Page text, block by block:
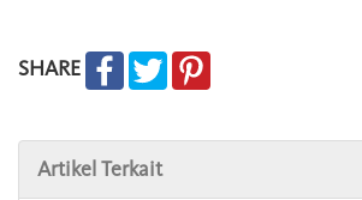
SHARE
Artikel Terkait